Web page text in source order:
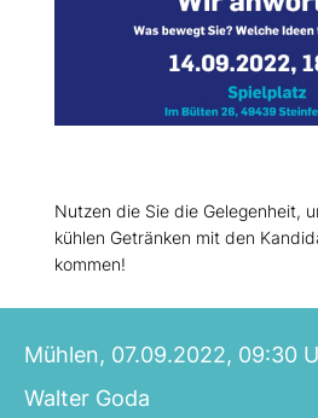
Nutzen die Sie die Gelegenheit,
kühlen Getränken mit den
kommen!
Mühlen, 07.09.2022, 09:30
Walter Goda